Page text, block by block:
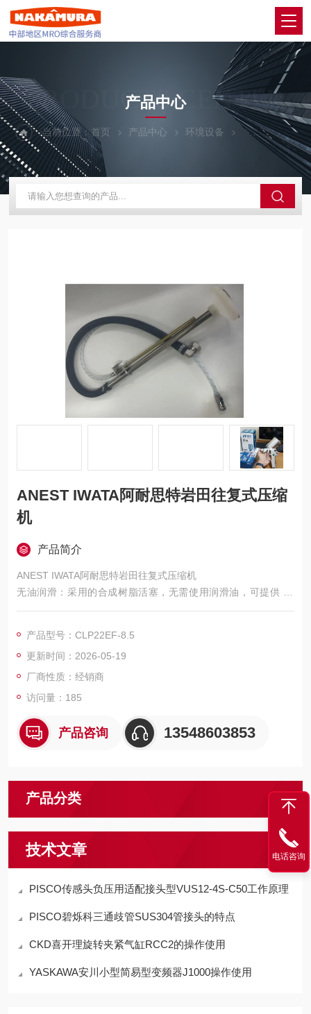
PRODUCTS CENTER
产品中心
当前位置：首页 产品中心 环境设备 ANEST IWATA
ANEST IWATA阿耐思特岩田往复式压缩
机
产品简介
ANEST IWATA阿耐思特岩田往复式压缩机
无油润滑：采用的合成树脂活塞，无需使用润滑油，可提供 10
0% 无油的压缩空气，避免了油雾和管路污染，保证终端产品质
产品型号：CLP22EF-8.5
更新时间：2026-05-19
厂商性质：经销商
访问量：185
产品咨询 13548603853
产品分类
技术文章
PISCO传感头负压用适配接头型VUS12-4S-C50工作原理
PISCO碧烁科三通歧管SUS304管接头的特点
CKD喜开理旋转夹紧气缸RCC2的操作使用
YASKAWA安川小型简易型变频器J1000操作使用
电话咨询